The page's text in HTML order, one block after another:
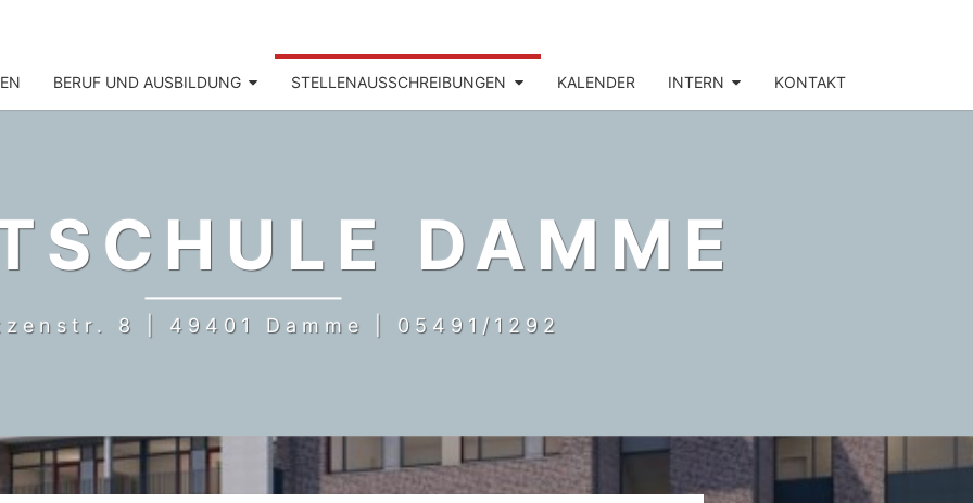
BERUF UND AUSBILDUNG STELLENAUSSCHREIBUNGEN KALENDER INTERN KONTAKT
DAMME
8 | 49401 Damme | 05491/1292